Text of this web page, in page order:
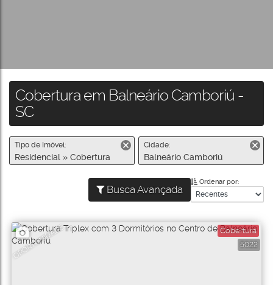
Cobertura em Balneário Camboriú -
SC
Tipo de Imóvel:
Residencial » Cobertura
Cidade:
Balneário Camboriú
Busca Avançada
Ordenar por:
OPORTUNIDADE 5022
Cobertura